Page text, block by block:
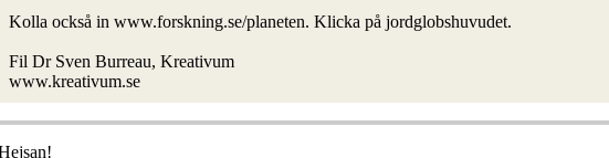
Kolla också in www.forskning.se/planeten. Klicka på jordglobshuvudet.
Fil Dr Sven Burreau, Kreativum
www.kreativum.se